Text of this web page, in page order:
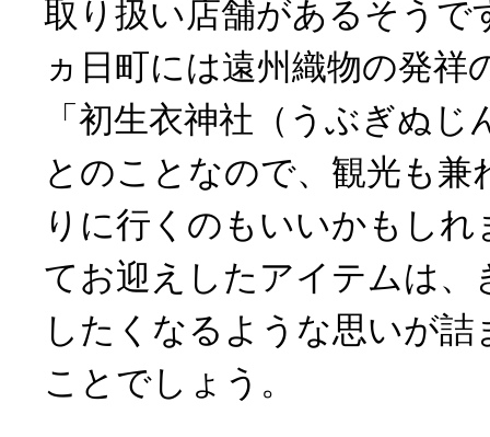
取り扱い店舗があるそうで
ヵ日町には遠州織物の発祥
「初生衣神社（うぶぎぬ
とのことなので、観光も
りに行くのもいいかもし
てお迎えしたアイテムは、
したくなるような思いが
ことでしょう。